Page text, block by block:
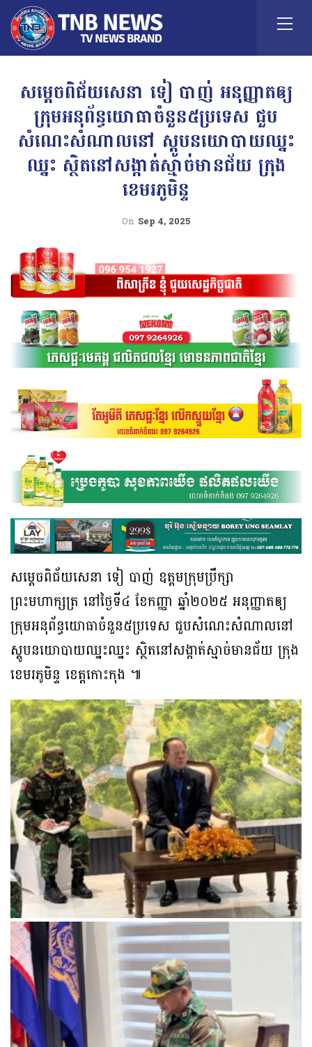
សម្តេចពិជ័យសេនា ទៀ បាញ់ អនុញ្ញាតឲ្យ
ក្រុមអនុព័ន្ធយោធាចំនួន៥ប្រទេស ជួប
សំណេះសំណាលនៅ ស្តូបនយោបាយឈ្នះ
ឈ្នះ ស្ថិតនៅសង្កាត់ស្មាច់មានជ័យ ក្រុង
ខេមរភូមិន្ទ
On Sep 4, 2025
សម្តេចពិជ័យសេនា ទៀ បាញ់ ឧត្តមក្រុមប្រឹក្សា
ព្រះមហាក្សត្រ នៅថ្ងៃទី៤ ខែកញ្ញា ឆ្នាំ២០២៥ អនុញ្ញាតឲ្យ
ក្រុមអនុព័ន្ធយោធាចំនួន៥ប្រទេស ជួបសំណេះសំណាលនៅ
ស្តូបនយោបាយឈ្នះឈ្នះ ស្ថិតនៅសង្កាត់ស្មាច់មានជ័យ ក្រុង
ខេមរភូមិន្ទ ខេត្តកោះកុង ៕